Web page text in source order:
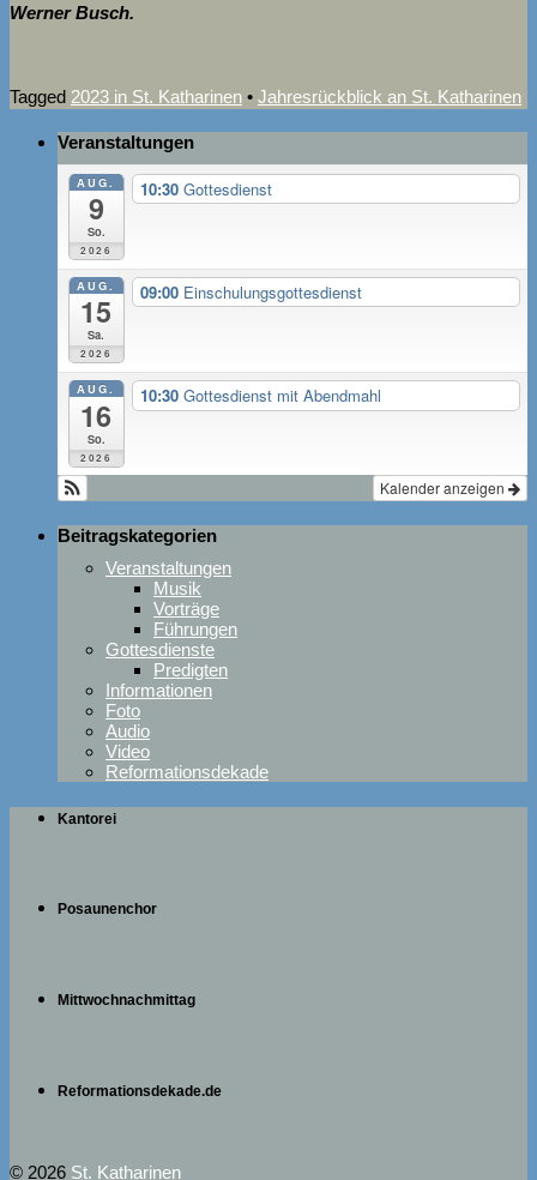
Werner Busch.
Tagged 2023 in St. Katharinen • Jahresrückblick an St. Katharinen
Veranstaltungen
AUG.
9
So.
2026
10:30 Gottesdienst
AUG.
15
Sa.
2026
09:00 Einschulungsgottesdienst
AUG.
16
So.
2026
10:30 Gottesdienst mit Abendmahl
Kalender anzeigen
Beitragskategorien
Veranstaltungen
Musik
Vorträge
Führungen
Gottesdienste
Predigten
Informationen
Foto
Audio
Video
Reformationsdekade
Kantorei
Posaunenchor
Mittwochnachmittag
Reformationsdekade.de
© 2026 St. Katharinen